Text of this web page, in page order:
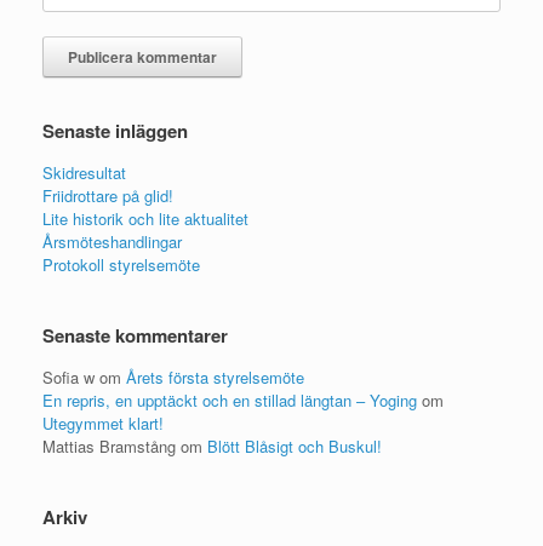
Senaste inläggen
Skidresultat
Friidrottare på glid!
Lite historik och lite aktualitet
Årsmöteshandlingar
Protokoll styrelsemöte
Senaste kommentarer
Sofia w om Årets första styrelsemöte
En repris, en upptäckt och en stillad längtan – Yoging om
Utegymmet klart!
Mattias Bramstång om Blött Blåsigt och Buskul!
Arkiv